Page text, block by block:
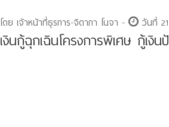
โดย เจ้าหน้าที่ธุรการ-จิดาภา โนจา - วันที่
เงินกู้ฉุกเฉินโครงการพิเศษ กู้เงิ